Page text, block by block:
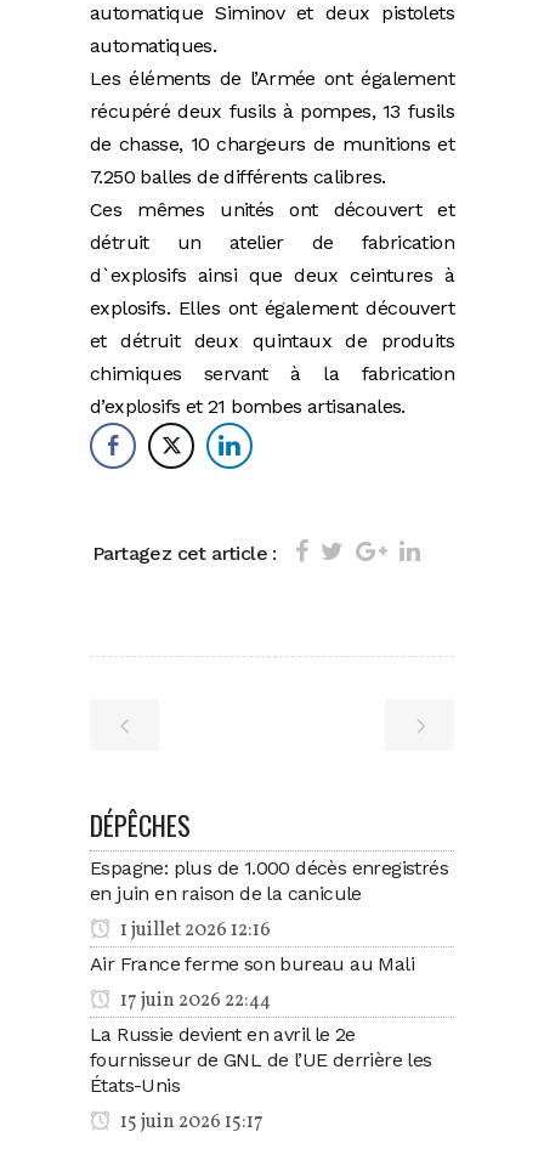
automatique Siminov et deux pistolets
automatiques.
Les éléments de l’Armée ont également
récupéré deux fusils à pompes, 13 fusils
de chasse, 10 chargeurs de munitions et
7.250 balles de différents calibres.
Ces mêmes unités ont découvert et
détruit un atelier de fabrication
d`explosifs ainsi que deux ceintures à
explosifs. Elles ont également découvert
et détruit deux quintaux de produits
chimiques servant à la fabrication
d’explosifs et 21 bombes artisanales.
Partagez cet article :
DÉPÊCHES
Espagne: plus de 1.000 décès enregistrés
en juin en raison de la canicule
1 juillet 2026 12:16
Air France ferme son bureau au Mali
17 juin 2026 22:44
La Russie devient en avril le 2e
fournisseur de GNL de l’UE derrière les
États-Unis
15 juin 2026 15:17